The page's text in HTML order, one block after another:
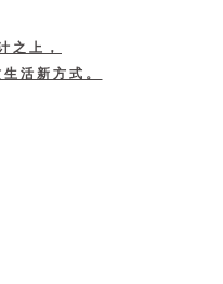
之上，
活新方式。